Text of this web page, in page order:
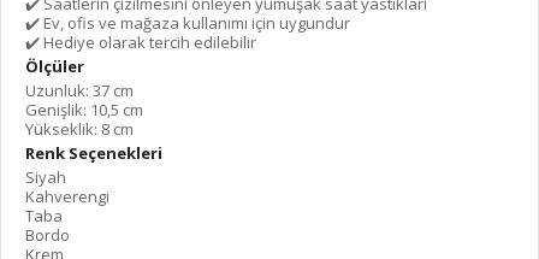
✔️ Ev, ofis ve mağaza kullanımı için uygundur
✔️ Hediye olarak tercih edilebilir
Ölçüler
Uzunluk: 37 cm
Genişlik: 10,5 cm
Yükseklik: 8 cm
Renk Seçenekleri
Siyah
Kahverengi
Taba
Bordo
Krem